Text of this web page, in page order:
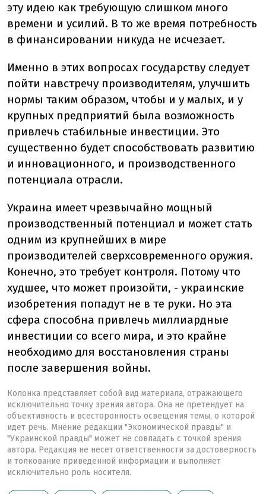
эту идею как требующую слишком много
времени и усилий. В то же время потребность
в финансировании никуда не исчезает.
Именно в этих вопросах государству следует
пойти навстречу производителям, улучшить
нормы таким образом, чтобы и у малых, и у
крупных предприятий была возможность
привлечь стабильные инвестиции. Это
существенно будет способствовать развитию
и инновационного, и производственного
потенциала отрасли.
Украина имеет чрезвычайно мощный
производственный потенциал и может стать
одним из крупнейших в мире
производителей сверхсовременного оружия.
Конечно, это требует контроля. Потому что
худшее, что может произойти, - украинские
изобретения попадут не в те руки. Но эта
сфера способна привлечь миллиардные
инвестиции со всего мира, и это крайне
необходимо для восстановления страны
после завершения войны.
Колонка представляет собой вид материала, отражающего
исключительно точку зрения автора. Она не претендует на
объективность и всесторонность освещения темы, о которой
идет речь. Мнение редакции "Экономической правды" и
"Украинской правды" может не совпадать с точкой зрения
автора. Редакция не несет ответственности за достоверность
и толкование приведенной информации и выполняет
исключительно роль носителя.